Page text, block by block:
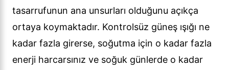
tasarrufunun ana unsurları olduğunu açıkça
ortaya koymaktadır. Kontrolsüz güneş ışığı ne
kadar fazla girerse, soğutma için o kadar fazla
enerji harcarsınız ve soğuk günlerde o kadar